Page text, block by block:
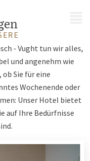
- Vught tun wir alles,
und angenehm wie
Sie für eine
Wochenende oder
Unser Hotel bietet
auf Ihre Bedürfnisse